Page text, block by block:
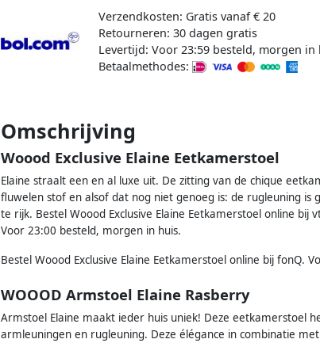
Verzendkosten: Gratis vanaf € 20
Retourneren: 30 dagen gratis
Levertijd: Voor 23:59 besteld, morgen in
Betaalmethodes:
Omschrijving
Woood Exclusive Elaine Eetkamerstoel
Elaine straalt een en al luxe uit. De zitting van de chique
fluwelen stof en alsof dat nog niet genoeg is: de rugleuning is
te rijk. Bestel Woood Exclusive Elaine Eetkamerstoel online
Voor 23:00 besteld, morgen in huis.
Bestel Woood Exclusive Elaine Eetkamerstoel online bij fonQ.
WOOOD Armstoel Elaine Rasberry
Armstoel Elaine maakt ieder huis uniek! Deze eetkamerstoel
armleuningen en rugleuning. Deze élégance in combinatie